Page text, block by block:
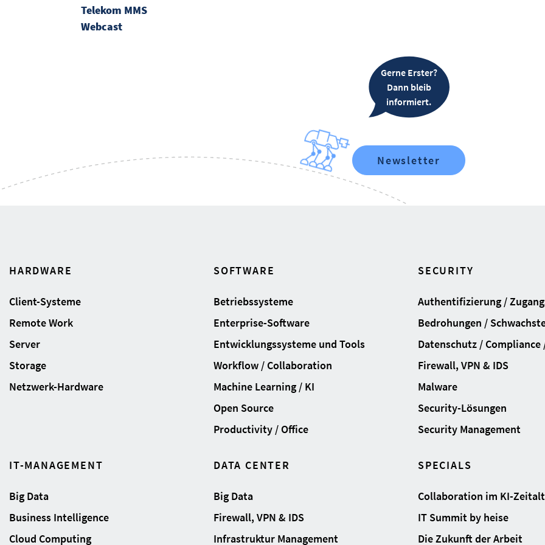
Telekom MMS
Webcast
Gerne Erster?
Dann bleib
informiert.
Newsletter
HARDWARE
Client-Systeme
Remote Work
Server
Storage
Netzwerk-Hardware
SOFTWARE
Betriebssysteme
Enterprise-Software
Entwicklungssysteme und Tools
Workflow / Collaboration
Machine Learning / KI
Open Source
Productivity / Office
SECURITY
Authentifizierung /
Bedrohungen /
Datenschutz /
Firewall, VPN & IDS
Malware
Security-Lösungen
Security Management
IT-MANAGEMENT
Big Data
Business Intelligence
Cloud Computing
DATA CENTER
Big Data
Firewall, VPN & IDS
Infrastruktur Management
SPECIALS
Collaboration im KI-
IT Summit by heise
Die Zukunft der Arbeit